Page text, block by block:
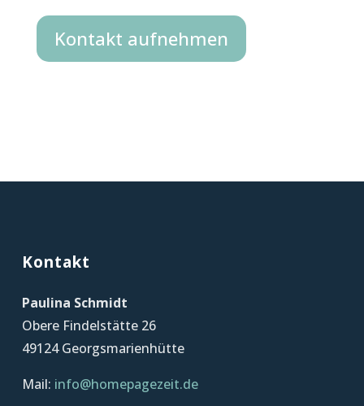
Kontakt aufnehmen
Kontakt
Paulina Schmidt
Obere Findelstätte 26
49124 Georgsmarienhütte
Mail: info@homepagezeit.de